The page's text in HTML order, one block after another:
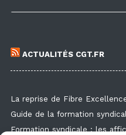
ACTUALITÉS CGT.FR
La reprise de Fibre
Guide de la formation
Formation syndicale : les